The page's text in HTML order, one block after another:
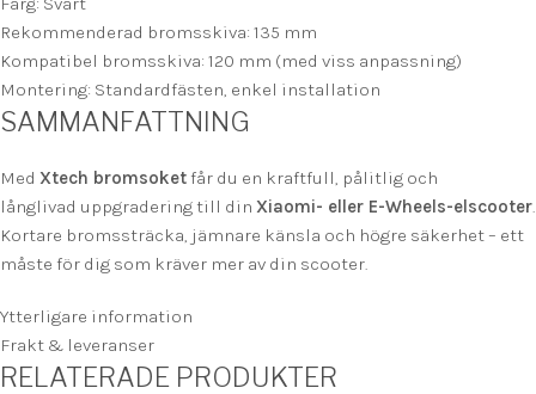
Rekommenderad bromsskiva: 135 mm
Kompatibel bromsskiva: 120 mm (med viss anpassning)
Montering: Standardfästen, enkel installation
SAMMANFATTNING
Med Xtech bromsoket får du en kraftfull, pålitlig och
långlivad uppgradering till din Xiaomi- eller E-Wheels-elscooter.
Kortare bromssträcka, jämnare känsla och högre säkerhet – ett
måste för dig som kräver mer av din scooter.
Ytterligare information
Frakt & leveranser
RELATERADE PRODUKTER